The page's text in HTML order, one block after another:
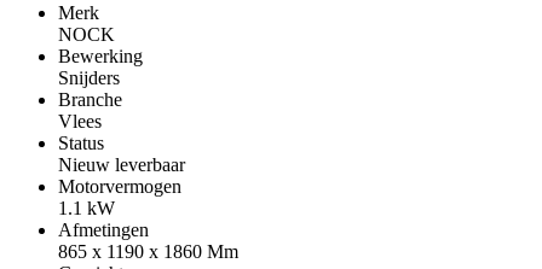
Merk
NOCK
Bewerking
Snijders
Branche
Vlees
Status
Nieuw leverbaar
Motorvermogen
1.1 kW
Afmetingen
865 x 1190 x 1860 Mm